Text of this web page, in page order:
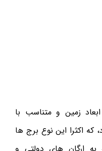
زمین و متناسب با
اکثرا این نوع برج ها